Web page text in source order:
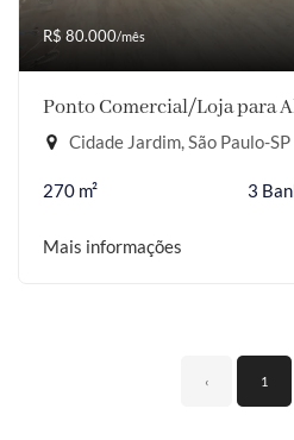
R$ 80.000/mês
Ponto Comercial/Loja para
Cidade Jardim, São Paulo-SP
270 m² 3
Mais informações
‹ 1